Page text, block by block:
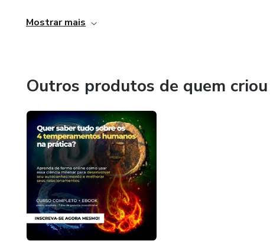
Mostrar mais
Outros produtos de quem